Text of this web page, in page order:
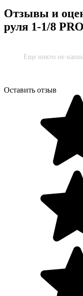
Отзывы и
руля 1-1/8
Еще никто не
Оставить отзыв